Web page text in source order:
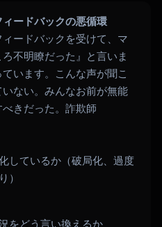
ードバックの悪循環
ードバックを受けて、マ
不明瞭だった』と言いま
います。こんな声が聞こ
ない。みんなお前が無能
きだった。詐欺師
しているか（破局化、過度
）
をどう言い換えるか